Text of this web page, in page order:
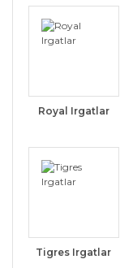
Royal Irgatlar
Tigres Irgatlar